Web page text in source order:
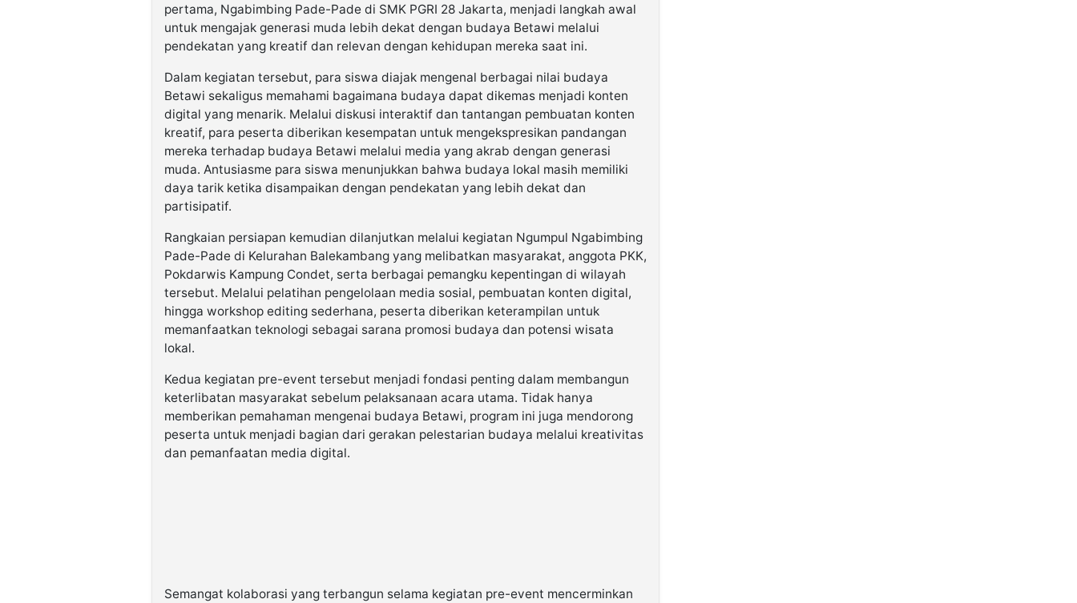
pertama, Ngabimbing Pade-Pade di SMK PGRI 28 Jakarta, menjadi langkah awal
untuk mengajak generasi muda lebih dekat dengan budaya Betawi melalui
pendekatan yang kreatif dan relevan dengan kehidupan mereka saat ini.
Dalam kegiatan tersebut, para siswa diajak mengenal berbagai nilai budaya
Betawi sekaligus memahami bagaimana budaya dapat dikemas menjadi konten
digital yang menarik. Melalui diskusi interaktif dan tantangan pembuatan konten
kreatif, para peserta diberikan kesempatan untuk mengekspresikan pandangan
mereka terhadap budaya Betawi melalui media yang akrab dengan generasi
muda. Antusiasme para siswa menunjukkan bahwa budaya lokal masih memiliki
daya tarik ketika disampaikan dengan pendekatan yang lebih dekat dan
partisipatif.
Rangkaian persiapan kemudian dilanjutkan melalui kegiatan Ngumpul Ngabimbing
Pade-Pade di Kelurahan Balekambang yang melibatkan masyarakat, anggota PKK,
Pokdarwis Kampung Condet, serta berbagai pemangku kepentingan di wilayah
tersebut. Melalui pelatihan pengelolaan media sosial, pembuatan konten digital,
hingga workshop editing sederhana, peserta diberikan keterampilan untuk
memanfaatkan teknologi sebagai sarana promosi budaya dan potensi wisata
lokal.
Kedua kegiatan pre-event tersebut menjadi fondasi penting dalam membangun
keterlibatan masyarakat sebelum pelaksanaan acara utama. Tidak hanya
memberikan pemahaman mengenai budaya Betawi, program ini juga mendorong
peserta untuk menjadi bagian dari gerakan pelestarian budaya melalui kreativitas
dan pemanfaatan media digital.
Semangat kolaborasi yang terbangun selama kegiatan pre-event mencerminkan